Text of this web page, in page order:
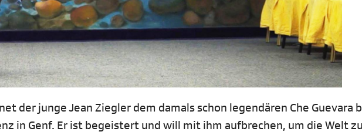
der junge Jean Ziegler dem damals schon legendären Che Guevara
in Genf. Er ist begeistert und will mit ihm aufbrechen, um die Welt zu